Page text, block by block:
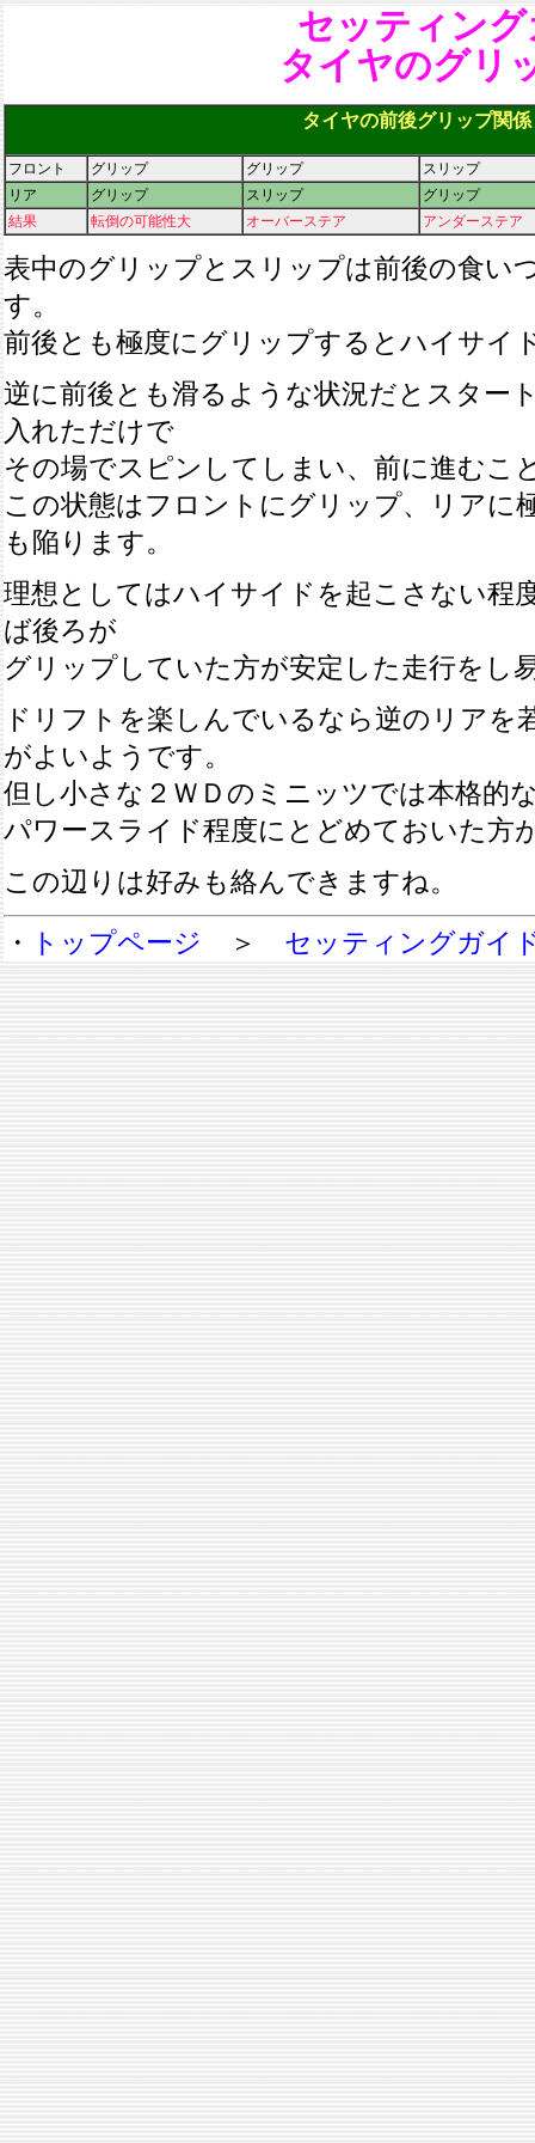
セッティン
タイヤのグリ
タイヤの前後グリップ関係
フロント グリップ グリップ
スリップ
リア
グリップ スリップ
グリップ
結果
転倒の可能性大 オーバーステア アンダーステア
表中のグリップとスリップは前後の食い
す。
前後とも極度にグリップするとハイサイ
逆に前後とも滑るような状況だとスター
入れただけで
その場でスピンしてしまい、前に進むこ
この状態はフロントにグリップ、リアに
も陥ります。
理想としてはハイサイドを起こさない程
ば後ろが
グリップしていた方が安定した走行をし
ドリフトを楽しんでいるなら逆のリアを
がよいようです。
但し小さな２ＷＤのミニッツでは本格的
パワースライド程度にとどめておいた方
この辺りは好みも絡んできますね。
・
トップページ ＞ セッティングガイ